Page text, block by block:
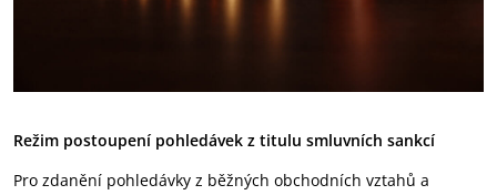
Režim postoupení pohledávek z titulu smluvních sankcí
Pro zdanění pohledávky z běžných obchodních vztahů a